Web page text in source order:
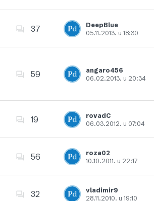
Dodajte u favorite
37
DeepBlue
05.11.2013. u 18:30
59
angaro456
06.02.2013. u 20:34
19
rovadC
06.03.2012. u 07:04
Dodajte u favorite
56
roza02
10.10.2011. u 22:17
Dodajte u favorite
32
vladimir9
28.11.2010. u 19:10